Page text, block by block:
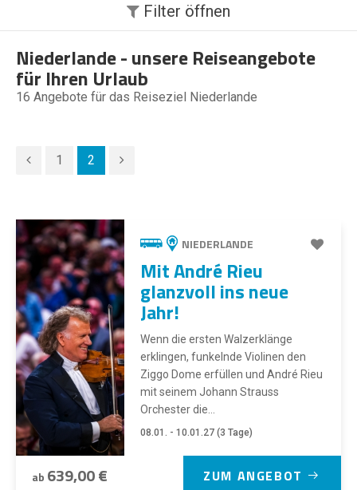
Niederlande - unsere Reiseangebote
für Ihren Urlaub
16 Angebote für das Reiseziel Niederlande
1 2
NIEDERLANDE
Mit André Rieu
glanzvoll ins neue
Jahr!
Wenn die ersten Walzerklänge
erklingen, funkelnde Violinen den
Ziggo Dome erfüllen und André Rieu
mit seinem Johann Strauss
Orchester die...
08.01. - 10.01.27 (3 Tage)
ab 639,00 € ZUM ANGEBOT
Filter öffnen